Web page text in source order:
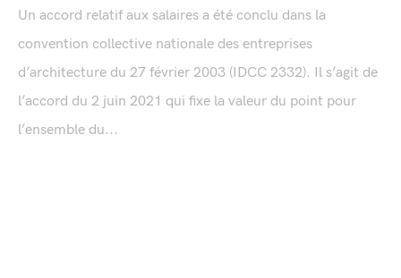
Un accord relatif aux salaires a été conclu dans la
convention collective nationale des entreprises
d’architecture du 27 février 2003 (IDCC 2332). Il s’agit de
l’accord du 2 juin 2021 qui fixe la valeur du point pour
l’ensemble du...